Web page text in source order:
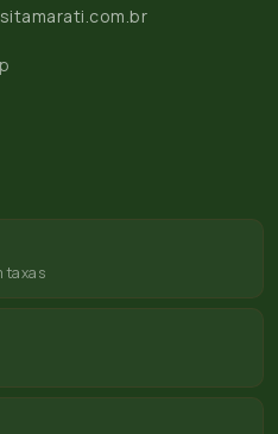
taxas